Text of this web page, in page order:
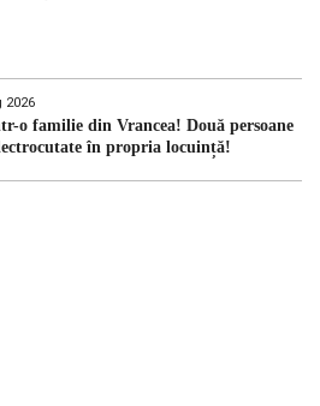
2026
o familie din Vrancea! Două persoane
în propria locuință!